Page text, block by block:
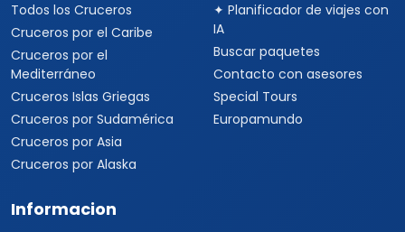
Todos los Cruceros
Cruceros por el Caribe
Cruceros por el
Mediterráneo
Cruceros Islas Griegas
Cruceros por Sudamérica
Cruceros por Asia
Cruceros por Alaska
✦ Planificador de viajes con
IA
Buscar paquetes
Contacto con asesores
Special Tours
Europamundo
Informacion